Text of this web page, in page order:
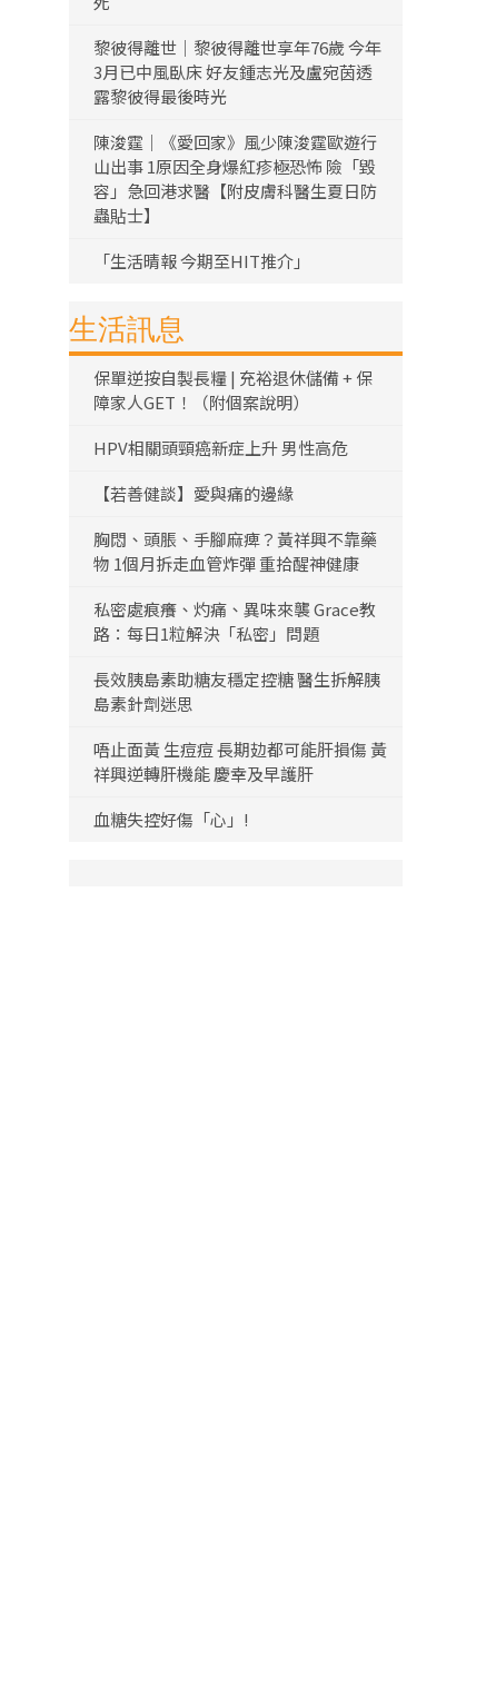
黎彼得離世｜黎彼得離世享年76歲 今年
3月已中風臥床 好友鍾志光及盧宛茵透
露黎彼得最後時光
陳浚霆｜《愛回家》風少陳浚霆歐遊行
山出事 1原因全身爆紅疹極恐怖 險「毀
容」急回港求醫【附皮膚科醫生夏日防
蟲貼士】
「生活晴報 今期至HIT推介」
生活訊息
保單逆按自製長糧 | 充裕退休儲備 + 保
障家人GET！（附個案說明）
HPV相關頭頸癌新症上升 男性高危
【若善健談】愛與痛的邊緣
胸悶、頭脹、手腳麻痺？黃祥興不靠藥
物 1個月拆走血管炸彈 重拾醒神健康
私密處痕癢、灼痛、異味來襲 Grace教
路：每日1粒解決「私密」問題
長效胰島素助糖友穩定控糖 醫生拆解胰
島素針劑迷思
唔止面黃 生痘痘 長期攰都可能肝損傷 黃
祥興逆轉肝機能 慶幸及早護肝
血糖失控好傷「心」!